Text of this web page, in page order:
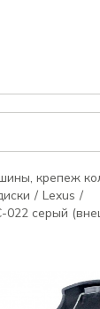
крепеж
Lexus
022 серый